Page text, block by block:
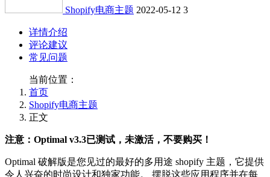
Shopify电商主题 2022-05-12 3
详情介绍
评论建议
常见问题
当前位置：
首页
Shopify电商主题
正文
注意：Optimal v3.3已测试，未激活，不要购买！
Optimal 破解版是您见过的最好的多用途 shopify 主题，它提供
令人兴奋的时尚设计和独家功能。 摆脱这些应用程序并在每